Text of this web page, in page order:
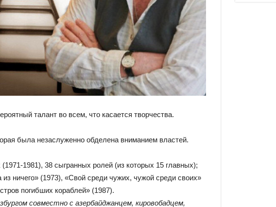
талант во всем, что касается творчества.
была незаслуженно обделена вниманием властей.
1981), 38 сыгранных ролей (из которых 15 главных);
ничего» (1973), «Свой среди чужих, чужой среди своих»
погибших кораблей» (1987).
совместно с азербайджанцем, кировобадцем,